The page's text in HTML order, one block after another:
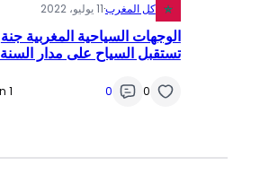
كل المغرب·11 يوليو، 2022
الوجهات السياحية المغربية جنة
تستقبل السياح على مدار السنة
0
0
1 min